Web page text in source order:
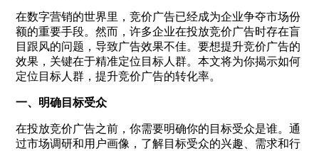
在数字营销的世界里，竞价广告已经成为企业争夺市场份
额的重要手段。然而，许多企业在投放竞价广告时存在盲
目跟风的问题，导致广告效果不佳。要想提升竞价广告的
效果，关键在于精准定位目标人群。本文将为你揭示如何
定位目标人群，提升竞价广告的转化率。
一、明确目标受众
在投放竞价广告之前，你需要明确你的目标受众是谁。通
过市场调研和用户画像，了解目标受众的兴趣、需求和行